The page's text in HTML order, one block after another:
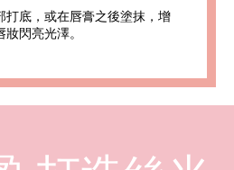
打底，或在唇膏之後塗抹，增
妝閃亮光澤。